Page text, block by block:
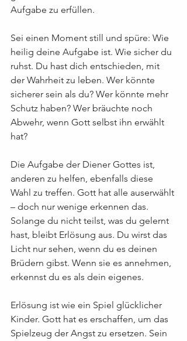
Aufgabe zu erfüllen.
Sei einen Moment still und spüre: Wie
heilig deine Aufgabe ist. Wie sicher du
ruhst. Du hast dich entschieden, mit
der Wahrheit zu leben. Wer könnte
sicherer sein als du? Wer könnte mehr
Schutz haben? Wer bräuchte noch
Abwehr, wenn Gott selbst ihn erwählt
hat?
Die Aufgabe der Diener Gottes ist,
anderen zu helfen, ebenfalls diese
Wahl zu treffen. Gott hat alle auserwählt
– doch nur wenige erkennen das.
Solange du nicht teilst, was du gelernt
hast, bleibt Erlösung aus. Du wirst das
Licht nur sehen, wenn du es deinen
Brüdern gibst. Wenn sie es annehmen,
erkennst du es als dein eigenes.
Erlösung ist wie ein Spiel glücklicher
Kinder. Gott hat es erschaffen, um das
Spielzeug der Angst zu ersetzen. Sein